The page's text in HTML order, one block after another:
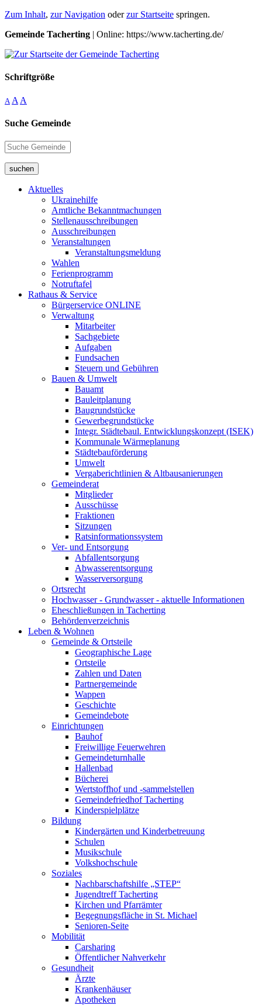
Zum Inhalt, zur Navigation oderzur Startseite springen.
Gemeinde Tacherting | Online: https://www.tacherting.de/
Schriftgröße
A A A
Suche Gemeinde
suchen
Aktuelles
Ukrainehilfe
Amtliche Bekanntmachungen
Stellenausschreibungen
Ausschreibungen
Veranstaltungen
Veranstaltungsmeldung
Wahlen
Ferienprogramm
Notruftafel
Rathaus & Service
Bürgerservice ONLINE
Verwaltung
Mitarbeiter
Sachgebiete
Aufgaben
Fundsachen
Steuern und Gebühren
Bauen & Umwelt
Bauamt
Bauleitplanung
Baugrundstücke
Gewerbegrundstücke
Integr. Städtebaul. Entwicklungskonzept (ISEK)
Kommunale Wärmeplanung
Städtebauförderung
Umwelt
Vergaberichtlinien & Altbausanierungen
Gemeinderat
Mitglieder
Ausschüsse
Fraktionen
Sitzungen
Ratsinformationssystem
Ver- und Entsorgung
Abfallentsorgung
Abwasserentsorgung
Wasserversorgung
Ortsrecht
Hochwasser - Grundwasser - aktuelle Informationen
Eheschließungen in Tacherting
Behördenverzeichnis
Leben & Wohnen
Gemeinde & Ortsteile
Geographische Lage
Ortsteile
Zahlen und Daten
Partnergemeinde
Wappen
Geschichte
Gemeindebote
Einrichtungen
Bauhof
Freiwillige Feuerwehren
Gemeindeturnhalle
Hallenbad
Bücherei
Wertstoffhof und -sammelstellen
Gemeindefriedhof Tacherting
Kinderspielplätze
Bildung
Kindergärten und Kinderbetreuung
Schulen
Musikschule
Volkshochschule
Soziales
Nachbarschaftshilfe „STEP“
Jugendtreff Tacherting
Kirchen und Pfarrämter
Begegnungsfläche in St. Michael
Senioren-Seite
Mobilität
Carsharing
Öffentlicher Nahverkehr
Gesundheit
Ärzte
Krankenhäuser
Apotheken